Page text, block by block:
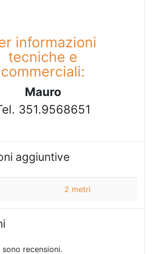
informazioni
tecniche e
commerciali:
Mauro
351.9568651
aggiuntive
2 metri
recensioni.